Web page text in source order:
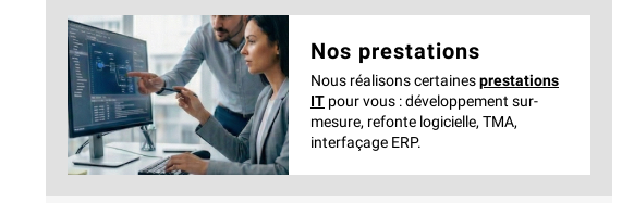
Nos prestations
Nous réalisons certainesprestations
ITpour vous : développement sur-
mesure, refonte logicielle, TMA,
interfaçage ERP.